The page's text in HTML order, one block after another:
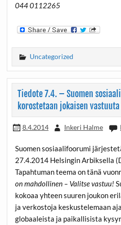
044 0112265
Uncategorized
Tiedote 7.4. – Suomen
korostetaan jokaisen vastuuta
8.4.2014 Inkeri Halme
Suomen sosiaalifoorumi
27.4.2014 Helsingin Arbiksella
Tapahtuman teema on tänä
on mahdollinen – Valitse vastuu!
kokoaa yhteen suuren joukon
ja verkostoja keskustelemaan
globaaleista ja paikallisista